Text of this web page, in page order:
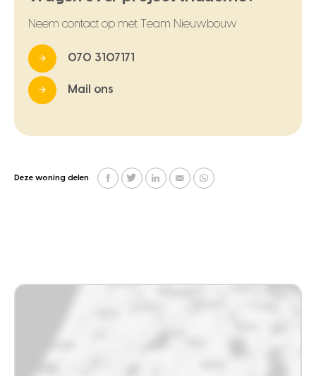
Neem contact op met Team Nieuwbouw
070 3107171
Mail ons
Deze woning delen